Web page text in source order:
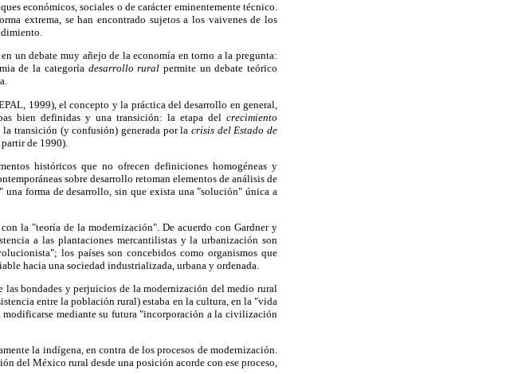
económicos, sociales o de carácter eminentemente técnico.
extrema, se han encontrado sujetos a los vaivenes de los
un debate muy añejo de la economía en torno a la pregunta:
de la categoría desarrollo rural permite un debate teórico
1999), el concepto y la práctica del desarrollo en general,
bien definidas y una transición: la etapa del crecimiento
transición (y confusión) generada por la crisis del Estado de
partir de 1990).
históricos que no ofrecen definiciones homogéneas y
sobre desarrollo retoman elementos de análisis de
forma de desarrollo, sin que exista una "solución" única a
la "teoría de la modernización". De acuerdo con Gardner y
a las plantaciones mercantilistas y la urbanización son
los países son concebidos como organismos que
hacia una sociedad industrializada, urbana y ordenada.
bondades y perjuicios de la modernización del medio rural
entre la población rural) estaba en la cultura, en la "vida
mediante su futura "incorporación a la civilización
la indígena, en contra de los procesos de modernización.
del México rural desde una posición acorde con ese proceso,